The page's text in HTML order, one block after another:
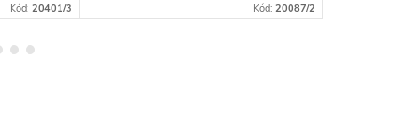
Kód: 20401/3 Kód: 20087/2